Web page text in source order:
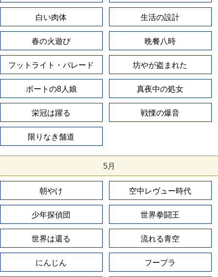
白い肉体 生活の設計
春の火遊び 晩餐八時
フットライト・パレード 坊やが盗まれた
ボートの8人娘 真夜中の処女
栄冠は躍る 戦慄の爆音
限りなき舗道
5月
朝やけ 空中レヴュー時代
少年探偵団 世界拳闘王
世界は還る 流れる青空
にんじん フープラ